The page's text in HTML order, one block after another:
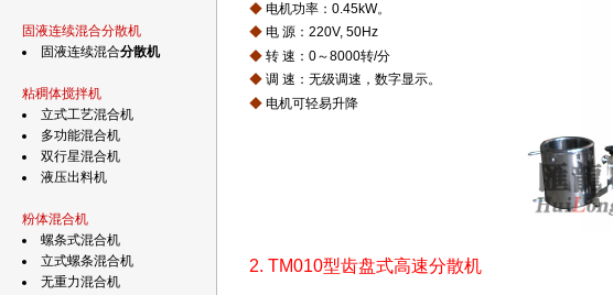
固液连续混合分散机
固液连续混合分散机
粘稠体搅拌机
立式工艺混合机
多功能混合机
双行星混合机
液压出料机
粉体混合机
螺条式混合机
立式螺条混合机
无重力混合机
◆ 电机功率：0.45kW。
◆ 电 源：220V, 50Hz
◆ 转 速：0～8000转/分
◆ 调 速：无级调速，数字显示。
◆ 电机可轻易升降
2. TM010型齿盘式高速分散机